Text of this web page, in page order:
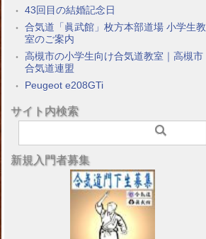
43回目の結婚記念日
合気道「眞武館」枚方本部道場 小学生教
室のご案内
高槻市の小学生向け合気道教室｜高槻市
合気道連盟
Peugeot e208GTi
サイト内検索
新規入門者募集